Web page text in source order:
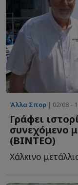
Άλλα Σπορ | 02/08 -
Γράφει
συνεχόμενο
(ΒΙΝΤΕΟ)
Χάλκινο